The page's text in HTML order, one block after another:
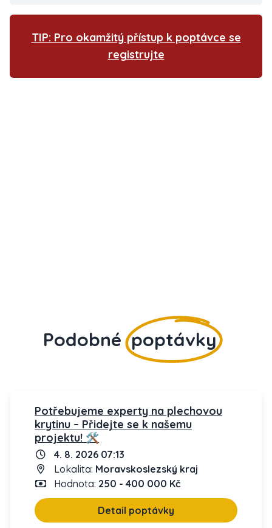
TIP: Pro okamžitý přístup k poptávce se
registrujte
Podobné poptávky
Potřebujeme experty na plechovou
krytinu – Přidejte se k našemu
projektu! 🛠️
4. 8. 2026 07:13
Lokalita: Moravskoslezský kraj
Hodnota: 250 - 400 000 Kč
Detail poptávky